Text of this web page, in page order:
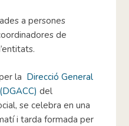
a persones
de
la Direcció General
del
se celebra en una
i tarda formada per